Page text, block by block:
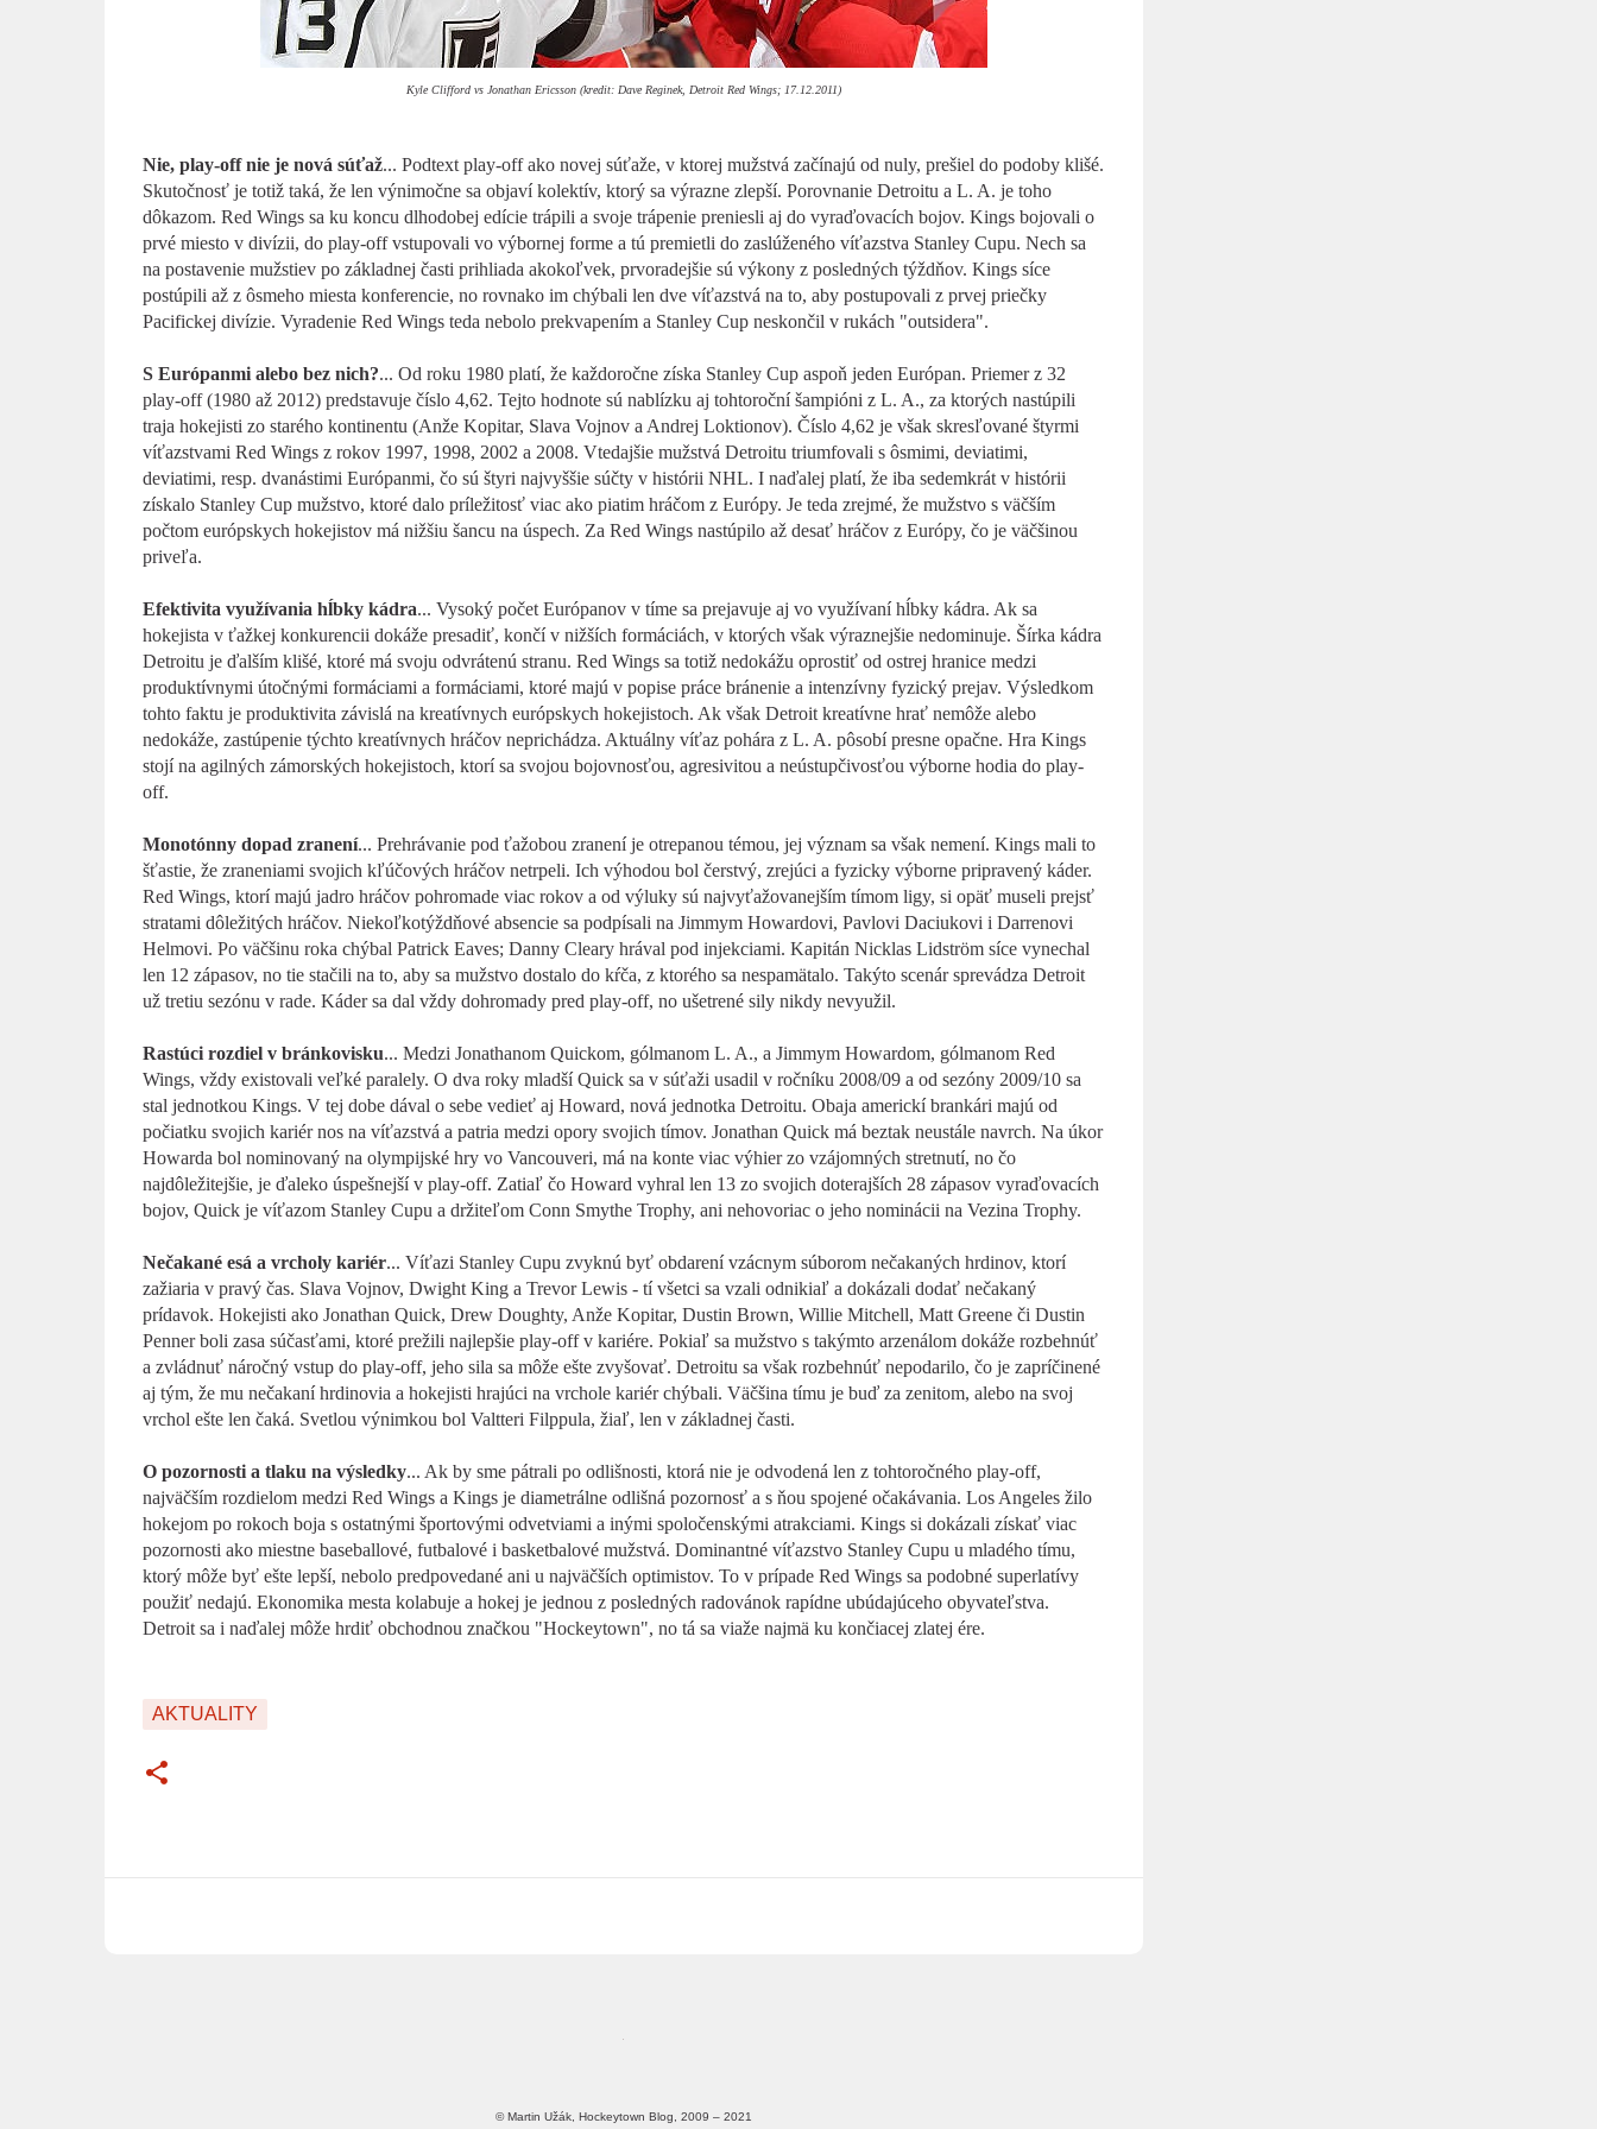
Kyle Clifford vs Jonathan Ericsson (kredit: Dave Reginek, Detroit Red Wings; 17.12.2011)
Nie, play-off nie je nová súťaž... Podtext play-off ako novej súťaže, v ktorej mužstvá začínajú od nuly, prešiel do podoby klišé.
Skutočnosť je totiž taká, že len výnimočne sa objaví kolektív, ktorý sa výrazne zlepší. Porovnanie Detroitu a L. A. je toho
dôkazom. Red Wings sa ku koncu dlhodobej edície trápili a svoje trápenie preniesli aj do vyraďovacích bojov. Kings bojovali o
prvé miesto v divízii, do play-off vstupovali vo výbornej forme a tú premietli do zaslúženého víťazstva Stanley Cupu. Nech sa
na postavenie mužstiev po základnej časti prihliada akokoľvek, prvoradejšie sú výkony z posledných týždňov. Kings síce
postúpili až z ôsmeho miesta konferencie, no rovnako im chýbali len dve víťazstvá na to, aby postupovali z prvej priečky
Pacifickej divízie. Vyradenie Red Wings teda nebolo prekvapením a Stanley Cup neskončil v rukách "outsidera".
S Európanmi alebo bez nich?... Od roku 1980 platí, že každoročne získa Stanley Cup aspoň jeden Európan. Priemer z 32
play-off (1980 až 2012) predstavuje číslo 4,62. Tejto hodnote sú nablízku aj tohtoroční šampióni z L. A., za ktorých nastúpili
traja hokejisti zo starého kontinentu (Anže Kopitar, Slava Vojnov a Andrej Loktionov). Číslo 4,62 je však skresľované štyrmi
víťazstvami Red Wings z rokov 1997, 1998, 2002 a 2008. Vtedajšie mužstvá Detroitu triumfovali s ôsmimi, deviatimi,
deviatimi, resp. dvanástimi Európanmi, čo sú štyri najvyššie súčty v histórii NHL. I naďalej platí, že iba sedemkrát v histórii
získalo Stanley Cup mužstvo, ktoré dalo príležitosť viac ako piatim hráčom z Európy. Je teda zrejmé, že mužstvo s väčším
počtom európskych hokejistov má nižšiu šancu na úspech. Za Red Wings nastúpilo až desať hráčov z Európy, čo je väčšinou
priveľa.
Efektivita využívania hĺbky kádra... Vysoký počet Európanov v tíme sa prejavuje aj vo využívaní hĺbky kádra. Ak sa
hokejista v ťažkej konkurencii dokáže presadiť, končí v nižších formáciách, v ktorých však výraznejšie nedominuje. Šírka kádra
Detroitu je ďalším klišé, ktoré má svoju odvrátenú stranu. Red Wings sa totiž nedokážu oprostiť od ostrej hranice medzi
produktívnymi útočnými formáciami a formáciami, ktoré majú v popise práce bránenie a intenzívny fyzický prejav. Výsledkom
tohto faktu je produktivita závislá na kreatívnych európskych hokejistoch. Ak však Detroit kreatívne hrať nemôže alebo
nedokáže, zastúpenie týchto kreatívnych hráčov neprichádza. Aktuálny víťaz pohára z L. A. pôsobí presne opačne. Hra Kings
stojí na agilných zámorských hokejistoch, ktorí sa svojou bojovnosťou, agresivitou a neústupčivosťou výborne hodia do play-
off.
Monotónny dopad zranení... Prehrávanie pod ťažobou zranení je otrepanou témou, jej význam sa však nemení. Kings mali to
šťastie, že zraneniami svojich kľúčových hráčov netrpeli. Ich výhodou bol čerstvý, zrejúci a fyzicky výborne pripravený káder.
Red Wings, ktorí majú jadro hráčov pohromade viac rokov a od výluky sú najvyťažovanejším tímom ligy, si opäť museli prejsť
stratami dôležitých hráčov. Niekoľkotýždňové absencie sa podpísali na Jimmym Howardovi, Pavlovi Daciukovi i Darrenovi
Helmovi. Po väčšinu roka chýbal Patrick Eaves; Danny Cleary hrával pod injekciami. Kapitán Nicklas Lidström síce vynechal
len 12 zápasov, no tie stačili na to, aby sa mužstvo dostalo do kŕča, z ktorého sa nespamätalo. Takýto scenár sprevádza Detroit
už tretiu sezónu v rade. Káder sa dal vždy dohromady pred play-off, no ušetrené sily nikdy nevyužil.
Rastúci rozdiel v bránkovisku... Medzi Jonathanom Quickom, gólmanom L. A., a Jimmym Howardom, gólmanom Red
Wings, vždy existovali veľké paralely. O dva roky mladší Quick sa v súťaži usadil v ročníku 2008/09 a od sezóny 2009/10 sa
stal jednotkou Kings. V tej dobe dával o sebe vedieť aj Howard, nová jednotka Detroitu. Obaja americkí brankári majú od
počiatku svojich kariér nos na víťazstvá a patria medzi opory svojich tímov. Jonathan Quick má beztak neustále navrch. Na úkor
Howarda bol nominovaný na olympijské hry vo Vancouveri, má na konte viac výhier zo vzájomných stretnutí, no čo
najdôležitejšie, je ďaleko úspešnejší v play-off. Zatiaľ čo Howard vyhral len 13 zo svojich doterajších 28 zápasov vyraďovacích
bojov, Quick je víťazom Stanley Cupu a držiteľom Conn Smythe Trophy, ani nehovoriac o jeho nominácii na Vezina Trophy.
Nečakané esá a vrcholy kariér... Víťazi Stanley Cupu zvyknú byť obdarení vzácnym súborom nečakaných hrdinov, ktorí
zažiaria v pravý čas. Slava Vojnov, Dwight King a Trevor Lewis - tí všetci sa vzali odnikiaľ a dokázali dodať nečakaný
prídavok. Hokejisti ako Jonathan Quick, Drew Doughty, Anže Kopitar, Dustin Brown, Willie Mitchell, Matt Greene či Dustin
Penner boli zasa súčasťami, ktoré prežili najlepšie play-off v kariére. Pokiaľ sa mužstvo s takýmto arzenálom dokáže rozbehnúť
a zvládnuť náročný vstup do play-off, jeho sila sa môže ešte zvyšovať. Detroitu sa však rozbehnúť nepodarilo, čo je zapríčinené
aj tým, že mu nečakaní hrdinovia a hokejisti hrajúci na vrchole kariér chýbali. Väčšina tímu je buď za zenitom, alebo na svoj
vrchol ešte len čaká. Svetlou výnimkou bol Valtteri Filppula, žiaľ, len v základnej časti.
O pozornosti a tlaku na výsledky... Ak by sme pátrali po odlišnosti, ktorá nie je odvodená len z tohtoročného play-off,
najväčším rozdielom medzi Red Wings a Kings je diametrálne odlišná pozornosť a s ňou spojené očakávania. Los Angeles žilo
hokejom po rokoch boja s ostatnými športovými odvetviami a inými spoločenskými atrakciami. Kings si dokázali získať viac
pozornosti ako miestne baseballové, futbalové i basketbalové mužstvá. Dominantné víťazstvo Stanley Cupu u mladého tímu,
ktorý môže byť ešte lepší, nebolo predpovedané ani u najväčších optimistov. To v prípade Red Wings sa podobné superlatívy
použiť nedajú. Ekonomika mesta kolabuje a hokej je jednou z posledných radovánok rapídne ubúdajúceho obyvateľstva.
Detroit sa i naďalej môže hrdiť obchodnou značkou "Hockeytown", no tá sa viaže najmä ku končiacej zlatej ére.
AKTUALITY
© Martin Užák, Hockeytown Blog, 2009 – 2021